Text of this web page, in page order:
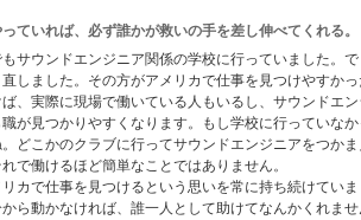
ていれば、必ず誰かが救いの手を差し伸べてくれる。
サウンドエンジニア関係の学校に行っていました。
しました。その方がアメリカで仕事を見つけやすか
、実際に現場で働いている人もいるし、サウンドエ
が見つかりやすくなります。もし学校に行っていな
どこかのクラブに行ってサウンドエンジニアをつか
で働けるほど簡単なことではありません。
カで仕事を見つけるという思いを常に持ち続けてい
から動かなければ、誰一人として助けてなんかくれま